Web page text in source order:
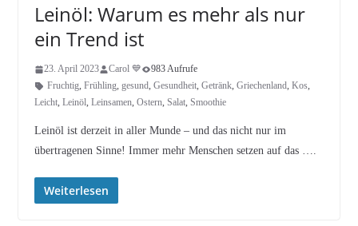
Leinöl: Warum es mehr als nur
ein Trend ist
23. April 2023 Carol 💙
983 Aufrufe
Fruchtig, Frühling, gesund, Gesundheit, Getränk, Griechenland, Kos,
Leicht, Leinöl, Leinsamen, Ostern, Salat, Smoothie
Leinöl ist derzeit in aller Munde – und das nicht nur im
übertragenen Sinne! Immer mehr Menschen setzen auf das ….
Weiterlesen